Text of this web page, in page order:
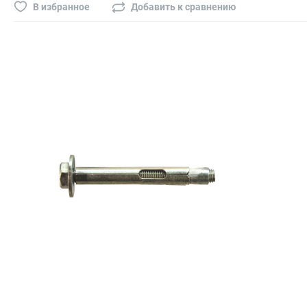
Электроды, сварочная техника
Электроды сварочные
Инверторы, сварочная техника
В избранное Добавить к сравнению